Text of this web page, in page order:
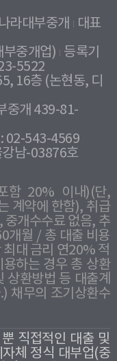
라대부중개
대표
중개업) 등록기
5522
16층 (논현동, 디
중개 439-81-
02-543-4569
남-03876호
함 20% 이내)(단,
계약에 한함), 취급
중개수수료 없음, 추
개월 / 총 대출 비용
대 금리 연20% 적
하는 경우 총 상환
환방법 등 대출계
채무의 조기상환수
직접적인 대출 및
체 정식 대부업(중